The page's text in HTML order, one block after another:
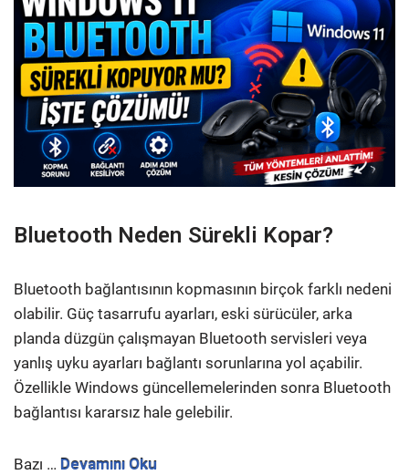
Bluetooth Neden Sürekli Kopar?
Bluetooth bağlantısının kopmasının birçok farklı nedeni
olabilir. Güç tasarrufu ayarları, eski sürücüler, arka
planda düzgün çalışmayan Bluetooth servisleri veya
yanlış uyku ayarları bağlantı sorunlarına yol açabilir.
Özellikle Windows güncellemelerinden sonra Bluetooth
bağlantısı kararsız hale gelebilir.
Bazı … Devamını Oku